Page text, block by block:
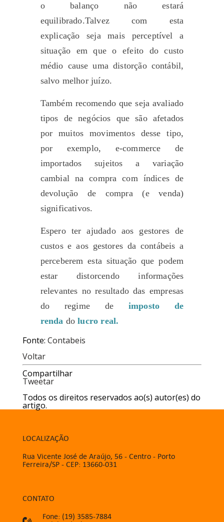
o balanço não estará
equilibrado.Talvez com esta
explicação seja mais perceptível a
situação em que o efeito do custo
médio cause uma distorção contábil,
salvo melhor juízo.
Também recomendo que seja avaliado
tipos de negócios que são afetados
por muitos movimentos desse tipo,
por exemplo, e-commerce de
importados sujeitos a variação
cambial na compra com índices de
devolução de compra (e venda)
significativos.
Espero ter ajudado aos gestores de
custos e aos gestores da contábeis a
perceberem esta situação que podem
estar distorcendo informações
relevantes no resultado das empresas
do regime de imposto de
renda dolucro real.
Fonte: Contabeis
Voltar
Compartilhar
Tweetar
Todos os direitos reservados ao(s) autor(es) do
artigo.
LOCALIZAÇÃO
Rua Vicente José de Araújo, 56 - Centro - Porto
Ferreira/SP - CEP: 13660-031
CONTATO
Fone: (19) 3585-7884